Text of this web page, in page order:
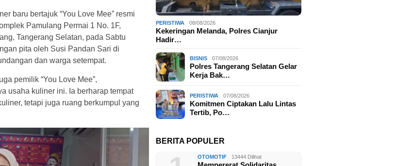
baru bertajuk “You Love Mee” resmi
Pamulang Permai 1 No. 1F,
Tangerang Selatan, pada Sabtu
pita oleh Susi Pandan Sari di
dan warga setempat.
pemilik “You Love Mee”,
usaha kuliner ini. Ia berharap tempat
tetapi juga ruang berkumpul yang
PERISTIWA 08/08/2026
Kekeringan Melanda, Polres Cianjur
Hadir…
BISNIS 07/08/2026
Polres Tangerang Selatan Gelar
Kerja Bak…
PERISTIWA 07/08/2026
Komitmen Ciptakan Lalu Lintas
Tertib, Po…
BERITA POPULER
OTOMOTIF 13444 Dilihat